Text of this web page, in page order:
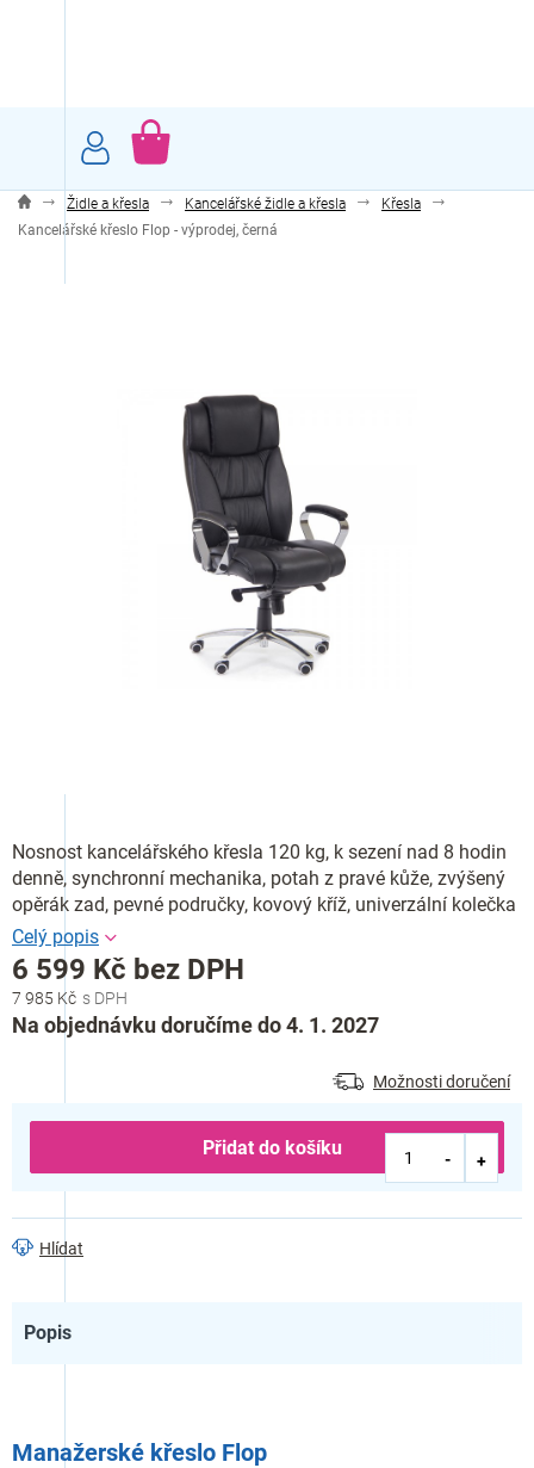
NÁKUPNÍ
Židle a křesla Kancelářské židle a křesla
Křesla
Kancelářské křeslo Flop - výprodej, černá
7 985 Kč
6 599 Kč bez DPH
Měrná
cena:
Na objednávku doručíme do 4. 1. 2027
Možnosti doručení
Přidat do košíku
Nosnost kancelářského křesla 120 kg, k sezení nad 8 hodin
denně, synchronní mechanika, potah z pravé kůže, zvýšený
opěrák zad, pevné područky, kovový kříž, univerzální kolečka
Hlídat
Popis
Manažerské křeslo Flop